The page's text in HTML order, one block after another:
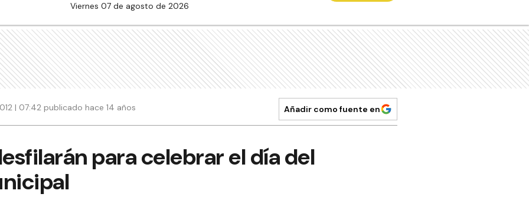
viernes 07 de agosto de 2026
| 07:42 publicado hace 14 años Añadir como fuente en
para celebrar el día del